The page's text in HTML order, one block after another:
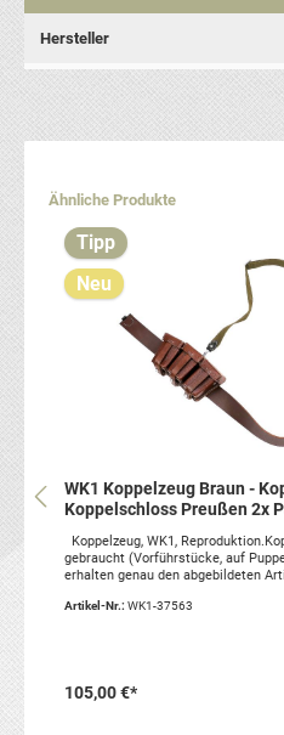
Hersteller
Produktgalerie überspringen
Ähnliche Produkte
Tipp
Neu
WK1 Koppelzeug Braun -
Koppelschloss Preußen 2x
Trageriemen
Koppelzeug, WK1,
gebraucht (Vorführstücke, auf
erhalten genau den abgebildeten
Artikel-Nr.: WK1-37563
105,00 €*